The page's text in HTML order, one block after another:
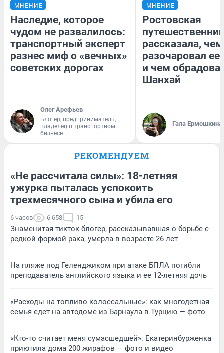
МНЕНИЕ
Наследие, которое
чудом не развалилось:
транспортный эксперт
разнес миф о «вечных»
советских дорогах
Олег Арефьев
Блогер, предприниматель,
владелец в транспортном
бизнесе
МНЕНИЕ
Ростовская
рассказала, чем
разочаровал
и чем
Шанхай
Гала Ермошкина
РЕКОМЕНДУЕМ
«Не рассчитала силы»: 18-летняя
ужурка пыталась успокоить
трехмесячного сына и убила его
6 часов 6 658 15
Знаменитая тикток-блогер, рассказывавшая о борьбе с
редкой формой рака, умерла в возрасте 26 лет
На пляже под Геленджиком при атаке БПЛА погибли
преподаватель английского языка и ее 12-летняя дочь
«Расходы на топливо колоссальные»: как многодетная
семья едет на автодоме из Барнаула в Турцию — фото
«Кто-то считает меня сумасшедшей». Екатеринбурженка
приютила дома 200 жирафов — фото и видео